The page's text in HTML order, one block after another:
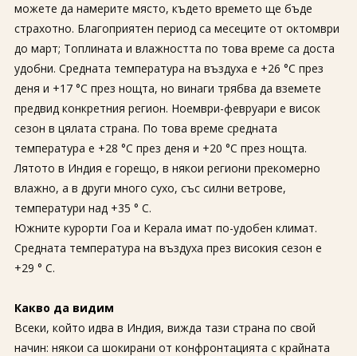
можете да намерите място, където времето ще бъде
страхотно. Благоприятен период са месеците от октомври
до март; Топлината и влажността по това време са доста
удобни. Средната температура на въздуха е +26 °C през
деня и +17 °C през нощта, но винаги трябва да вземете
предвид конкретния регион. Ноември-февруари е висок
сезон в цялата страна. По това време средната
температура е +28 °C през деня и +20 °C през нощта.
Лятото в Индия е горещо, в някои региони прекомерно
влажно, а в други много сухо, със силни ветрове,
температури над +35 ° C.
Южните курорти Гоа и Керала имат по-удобен климат.
Средната температура на въздуха през високия сезон е
+29 ° C.
Какво да видим
Всеки, който идва в Индия, вижда тази страна по свой
начин: някои са шокирани от конфронтацията с крайната